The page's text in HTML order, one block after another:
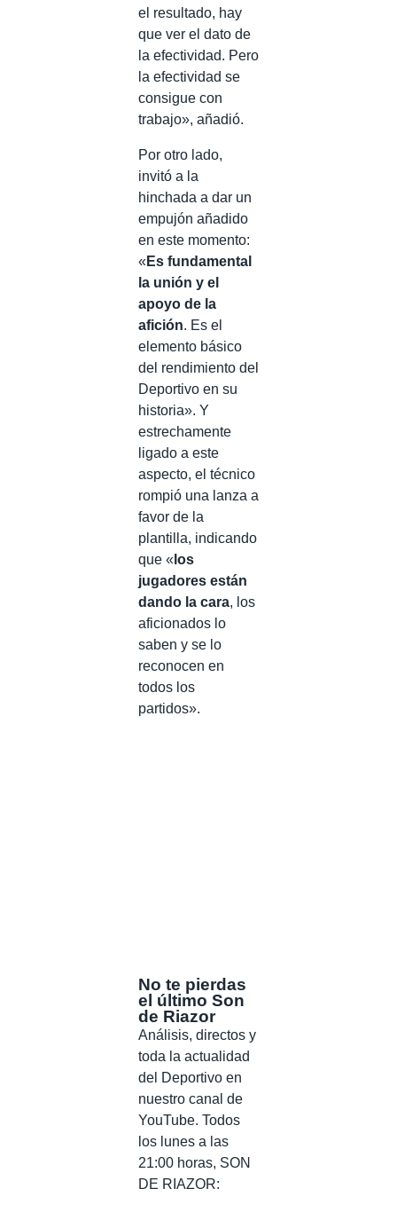
el resultado, hay
que ver el dato de
la efectividad. Pero
la efectividad se
consigue con
trabajo», añadió.
Por otro lado,
invitó a la
hinchada a dar un
empujón añadido
en este momento:
« Es fundamental
la unión y el
apoyo de la
afición. Es el
elemento básico
del rendimiento del
Deportivo en su
historia». Y
estrechamente
ligado a este
aspecto, el técnico
rompió una lanza a
favor de la
plantilla, indicando
que « los
jugadores están
dando la cara, los
aficionados lo
saben y se lo
reconocen en
todos los
partidos».
No te pierdas
el último Son
de Riazor
Análisis, directos y
toda la actualidad
del Deportivo en
nuestro canal de
YouTube. Todos
los lunes a las
21:00 horas, SON
DE RIAZOR: